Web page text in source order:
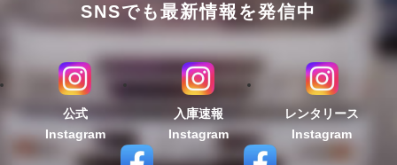
SNSでも最新情報を発信中
公式
Instagram
入庫速報
Instagram
レンタリース
Instagram